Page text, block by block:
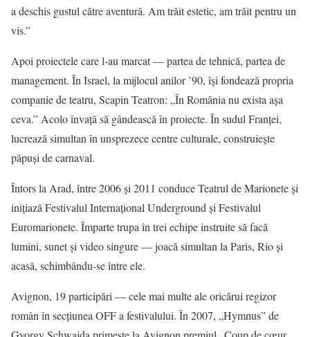
a deschis gustul către aventură. Am trăit estetic, am trăit pentru un
vis.”
Apoi proiectele care l-au marcat — partea de tehnică, partea de
management. În Israel, la mijlocul anilor ’90, își fondează propria
companie de teatru, Scapin Teatron: „În România nu exista așa
ceva.” Acolo învață să gândească în proiecte. În sudul Franței,
lucrează simultan în unsprezece centre culturale, construiește
păpuși de carnaval.
Întors la Arad, între 2006 și 2011 conduce Teatrul de Marionete și
inițiază Festivalul Internațional Underground și Festivalul
Euromarionete. Împarte trupa în trei echipe instruite să facă
lumini, sunet și video singure — joacă simultan la Paris, Rio și
acasă, schimbându-se între ele.
Avignon, 19 participări — cele mai multe ale oricărui regizor
român în secțiunea OFF a festivalului. În 2007, „Hymnus” de